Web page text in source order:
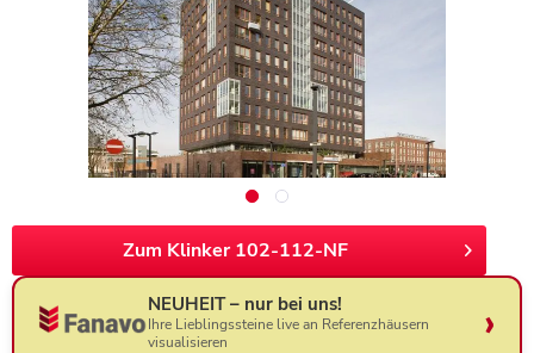
Zum Klinker 102-112-NF
NEUHEIT – nur bei uns!
Ihre Lieblingssteine live an Referenzhäusern
visualisieren